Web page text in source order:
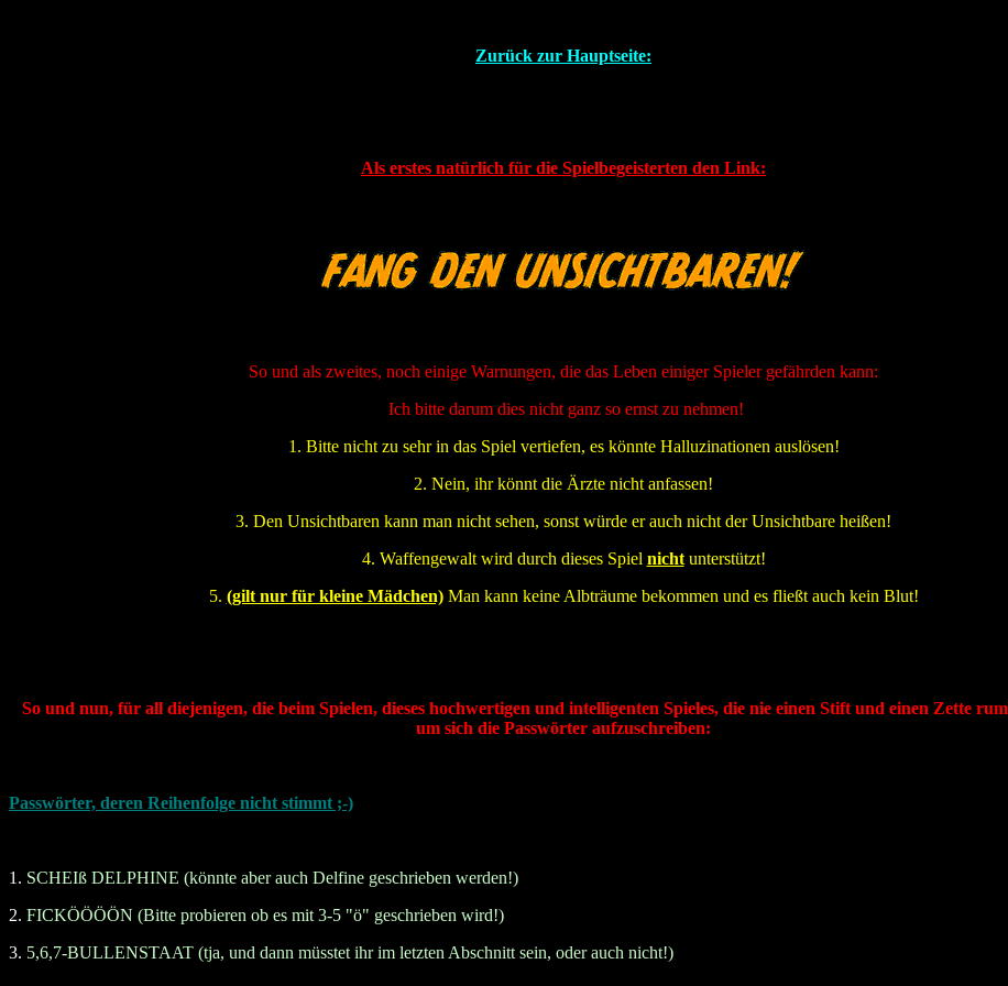
Zurück zur Hauptseite:
Als erstes natürlich für die Spielbegeisterten den Link:
So und als zweites, noch einige Warnungen, die das Leben einiger Spieler gefährden kann:
Ich bitte darum dies nicht ganz so ernst zu nehmen!
1. Bitte nicht zu sehr in das Spiel vertiefen, es könnte Halluzinationen auslösen!
2. Nein, ihr könnt die Ärzte nicht anfassen!
3. Den Unsichtbaren kann man nicht sehen, sonst würde er auch nicht der Unsichtbare heißen!
4. Waffengewalt wird durch dieses Spiel nichtunterstützt!
5. (gilt nur für kleine Mädchen)Man kann keine Albträume bekommen und es fließt auch kein Blut!
So und nun, für all diejenigen, die beim Spielen, dieses hochwertigen und intelligenten Spieles, die nie einen Stift und einen Zette
um sich die Passwörter aufzuschreiben:
Passwörter, deren Reihenfolge nicht stimmt ;-)
1. SCHEIß DELPHINE (könnte aber auch Delfine geschrieben werden!)
2. FICKÖÖÖÖN (Bitte probieren ob es mit 3-5 "ö" geschrieben wird!)
3. 5,6,7-BULLENSTAAT (tja, und dann müsstet ihr im letzten Abschnitt sein, oder auch nicht!)